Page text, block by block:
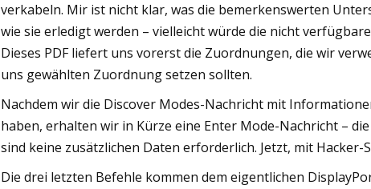
verkabeln. Mir ist nicht klar, was die bemerkenswerten
wie sie erledigt werden – vielleicht würde die nicht
Dieses PDF liefert uns vorerst die Zuordnungen, die wir
uns gewählten Zuordnung setzen sollten.
Nachdem wir die Discover Modes-Nachricht mit
haben, erhalten wir in Kürze eine Enter Mode-Nachricht –
sind keine zusätzlichen Daten erforderlich. Jetzt, mit Hacker-
Die drei letzten Befehle kommen dem eigentlichen